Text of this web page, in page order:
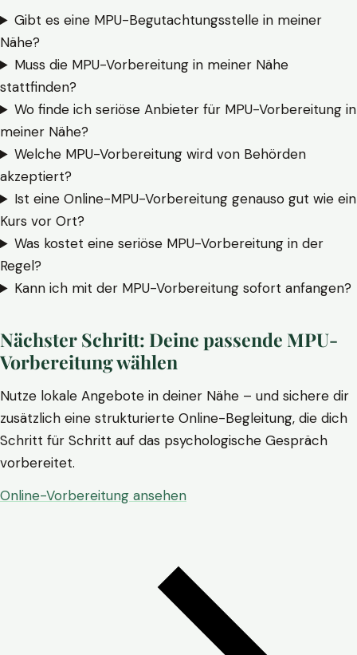
Gibt es eine MPU-Begutachtungsstelle in meiner
Nähe?
Muss die MPU-Vorbereitung in meiner Nähe
stattfinden?
Wo finde ich seriöse Anbieter für MPU-Vorbereitung in
meiner Nähe?
Welche MPU-Vorbereitung wird von Behörden
akzeptiert?
Ist eine Online-MPU-Vorbereitung genauso gut wie ein
Kurs vor Ort?
Was kostet eine seriöse MPU-Vorbereitung in der
Regel?
Kann ich mit der MPU-Vorbereitung sofort anfangen?
Nächster Schritt: Deine passende MPU-
Vorbereitung wählen
Nutze lokale Angebote in deiner Nähe – und sichere dir
zusätzlich eine strukturierte Online-Begleitung, die dich
Schritt für Schritt auf das psychologische Gespräch
vorbereitet.
Online-Vorbereitung ansehen